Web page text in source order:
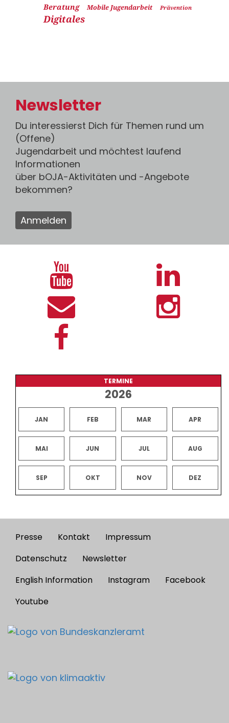
Beratung Mobile Jugendarbeit Prävention
Digitales
Newsletter
Du interessierst Dich für Themen rund um
(Offene)
Jugendarbeit und möchtest laufend
Informationen
über bOJA-Aktivitäten und -Angebote
bekommen?
Anmelden
TERMINE
2026
JAN FEB MAR APR
MAI JUN JUL AUG
SEP OKT NOV DEZ
Footer
menu
Presse Kontakt
Impressum
Datenschutz
Newsletter
English Information
Instagram
Facebook
Youtube